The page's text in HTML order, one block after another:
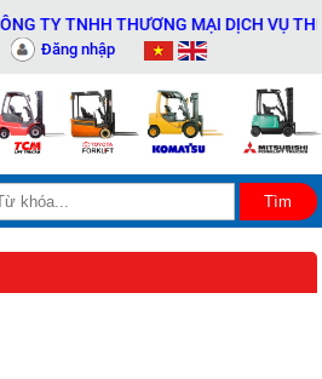
TNHH THƯƠNG MẠI DỊCH VỤ THIẾT
Đăng nhập